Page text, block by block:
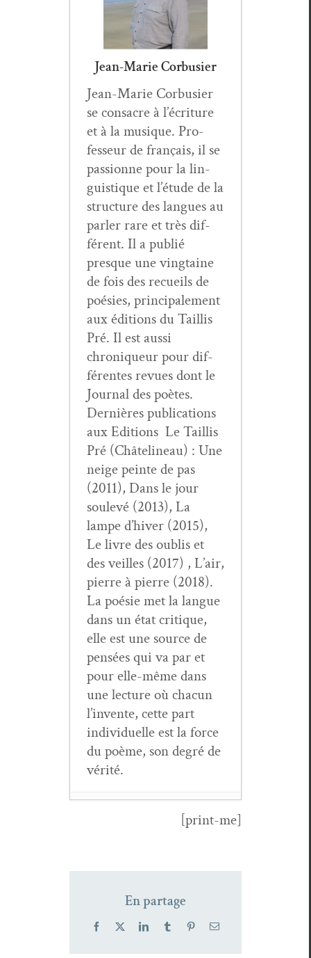
Jean-Marie Corbusier
Jean-Marie Cor­busier
se con­sacre à l’écriture
et à la musique. Pro­
fesseur de français, il se
pas­sionne pour la lin­
guis­tique et l’étude de la
struc­ture des langues au
par­ler rare et très dif­
férent. Il a pub­lié
presque une ving­taine
de fois des recueils de
poésies, prin­ci­pale­ment
aux édi­tions du Tail­lis
Pré. Il est aus­si
chroniqueur pour dif­
férentes revues dont le
Jour­nal des poètes.
Dernières pub­li­ca­tions
aux Edi­tions Le Tail­lis
Pré (Châte­lin­eau) : Une
neige peinte de pas
(2011), Dans le jour
soulevé (2013), La
lampe d’hiver (2015),
Le livre des oub­lis et
des veilles (2017) , L’air,
pierre à pierre (2018).
La poésie met la langue
dans un état cri­tique,
elle est une source de
pen­sées qui va par et
pour elle-même dans
une lec­ture où cha­cun
l’invente, cette part
indi­vidu­elle est la force
du poème, son degré de
vérité.
Mar­i­lyne
décem­bre 2024
Stéphane San­
[print-me]
En partage
Facebook LinkedInTumblr PinterestEmail